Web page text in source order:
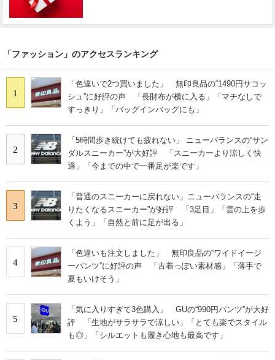
「ファッション」のアクセスランキング
1
「色違いで2つ買いました」 無印良品の“1490円サコッ
シュ”に好評の声 「長財布が横に入る」「マチなしで
すっきり」「バッグインバッグにも」
2
「5時間歩き続けても疲れない」 ニューバランスの“サン
ダルスニーカー”が大好評 「スニーカーより涼しく快
適」「今までの中で一番足が楽です」
3
「普通のスニーカーに戻れない」ニューバランスの“走
りたくなるスニーカー”が好評 「3足目」「雲の上を歩
くよう」「自然と前に足が出る」
4
「色違いも注文しました」 無印良品の“ワイドイージ
ーパンツ”に好評の声 「古着っぽい素材感」「薄手で
夏もいけそう」
5
「気に入りすぎて3色購入」 GUの“990円パンツ”が大好
評 「生地がサラサラで涼しい」「とても楽でスタイル
も◎」「シルエットも履き心地も最高です」